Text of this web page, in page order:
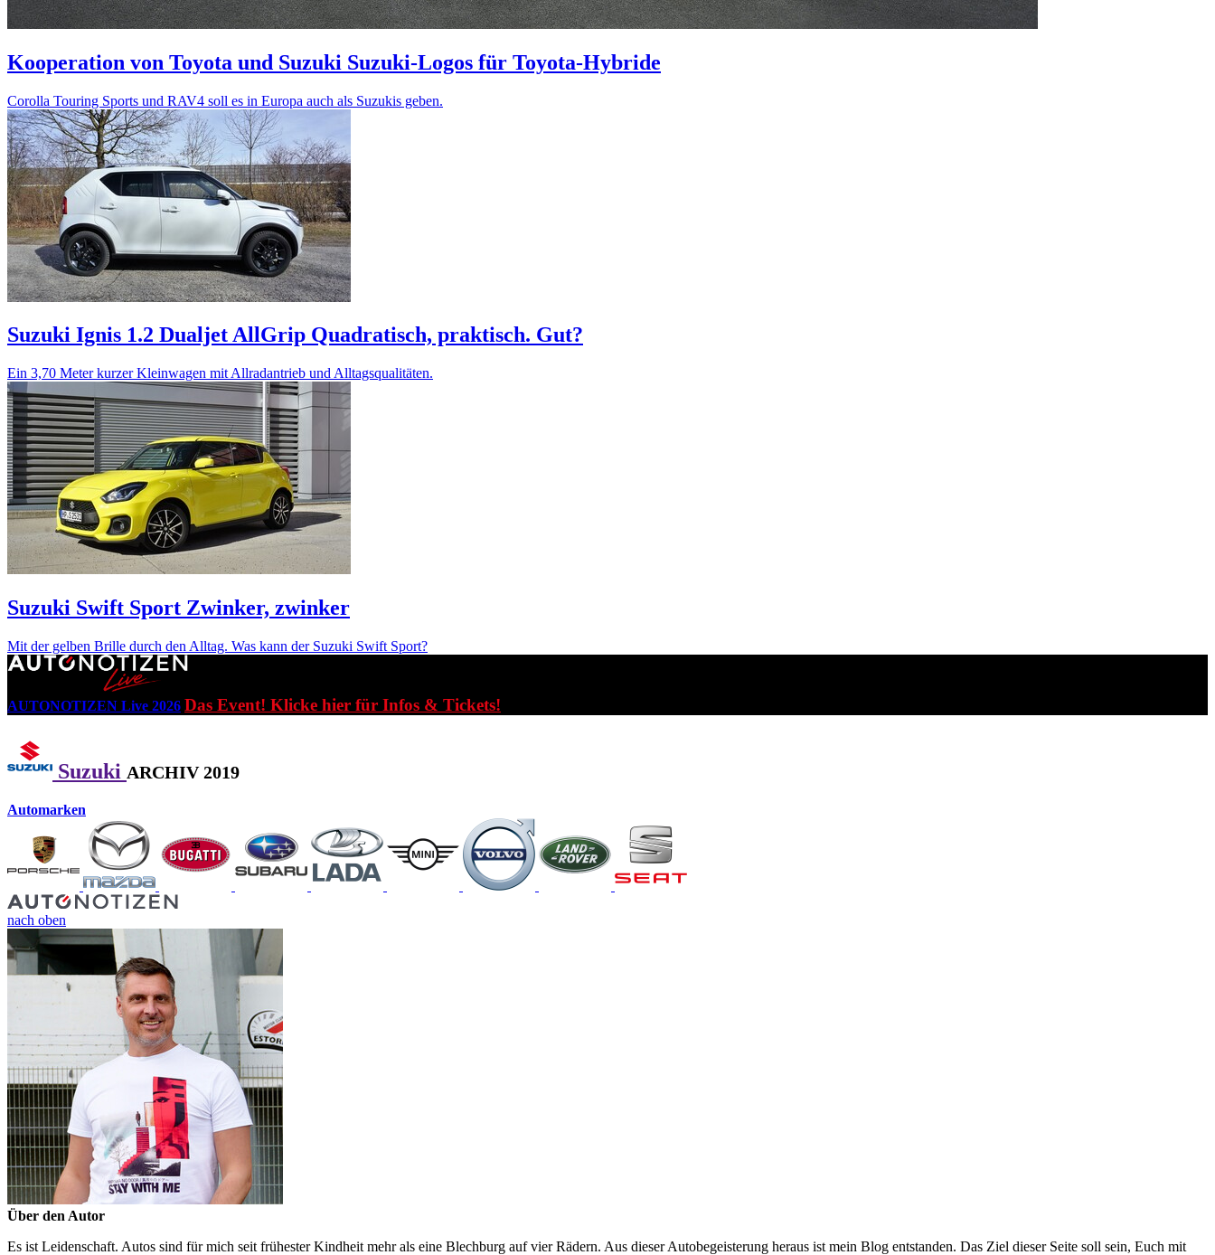
Kooperation von Toyota und Suzuki Suzuki-Logos für Toyota-Hybride
Corolla Touring Sports und RAV4 soll es in Europa auch als Suzukis geben.
Suzuki Ignis 1.2 Dualjet AllGrip Quadratisch, praktisch. Gut?
Ein 3,70 Meter kurzer Kleinwagen mit Allradantrieb und Alltagsqualitäten.
Suzuki Swift Sport Zwinker, zwinker
Mit der gelben Brille durch den Alltag. Was kann der Suzuki Swift Sport?
AUTONOTIZEN Live 2026 Das Event! Klicke hier für Infos & Tickets!
Suzuki ARCHIV 2019
Automarken
nach oben
Über den Autor
Es ist Leidenschaft. Autos sind für mich seit frühester Kindheit mehr als eine Blechburg auf vier Rädern. Aus dieser Autobegeisterung heraus ist mein Blog entstanden. Das Ziel dieser Seite soll sein, Euch mit